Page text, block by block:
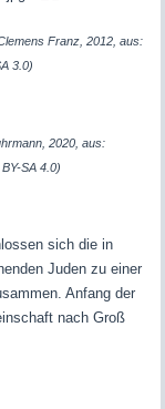
Franz, 2012, aus:
3.0)
2020, aus:
SA 4.0)
sich die in
Juden zu einer
Anfang der
nach Groß